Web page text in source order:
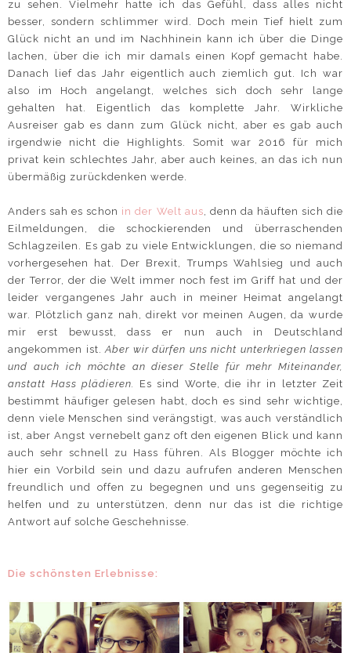
zu sehen. Vielmehr hatte ich das Gefühl, dass alles nicht
besser, sondern schlimmer wird. Doch mein Tief hielt zum
Glück nicht an und im Nachhinein kann ich über die Dinge
lachen, über die ich mir damals einen Kopf gemacht habe.
Danach lief das Jahr eigentlich auch ziemlich gut. Ich war
also im Hoch angelangt, welches sich doch sehr lange
gehalten hat. Eigentlich das komplette Jahr. Wirkliche
Ausreiser gab es dann zum Glück nicht, aber es gab auch
irgendwie nicht die Highlights. Somit war 2016 für mich
privat kein schlechtes Jahr, aber auch keines, an das ich nun
übermäßig zurückdenken werde.
Anders sah es schon in der Welt aus , denn da häuften sich die
Eilmeldungen, die schockierenden und überraschenden
Schlagzeilen. Es gab zu viele Entwicklungen, die so niemand
vorhergesehen hat. Der Brexit, Trumps Wahlsieg und auch
der Terror, der die Welt immer noch fest im Griff hat und der
leider vergangenes Jahr auch in meiner Heimat angelangt
war. Plötzlich ganz nah, direkt vor meinen Augen, da wurde
mir erst bewusst, dass er nun auch in Deutschland
angekommen ist. Aber wir dürfen uns nicht unterkriegen lassen
und auch ich möchte an dieser Stelle für mehr Miteinander,
anstatt Hass plädieren.
Es sind Worte, die ihr in letzter Zeit
bestimmt häufiger gelesen habt, doch es sind sehr wichtige,
denn viele Menschen sind verängstigt, was auch verständlich
ist, aber Angst vernebelt ganz oft den eigenen Blick und kann
auch sehr schnell zu Hass führen. Als Blogger möchte ich
hier ein Vorbild sein und dazu aufrufen anderen Menschen
freundlich und offen zu begegnen und uns gegenseitig zu
helfen und zu unterstützen, denn nur das ist die richtige
Antwort auf solche Geschehnisse.
Die schönsten Erlebnisse: